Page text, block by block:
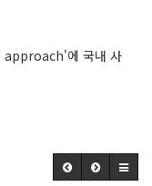
approach'에 국내 사